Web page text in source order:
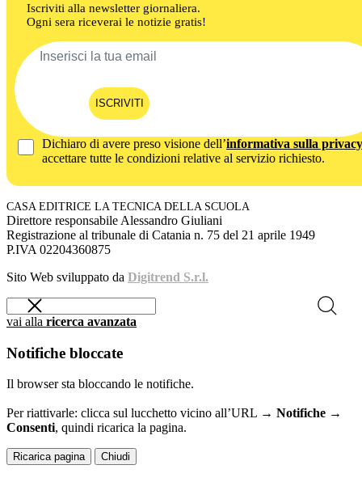
Iscriviti alla newsletter giornaliera.
Ogni sera riceverai le notizie gratis!
ISCRIVITI
Dichiaro di avere preso visione dell’informativa sulla privacy
accettare tutte le condizioni relative al servizio richiesto.
CASA EDITRICE LA TECNICA DELLA SCUOLA
Direttore responsabile Alessandro Giuliani
Registrazione al tribunale di Catania n. 75 del 21 aprile 1949
P.IVA 02204360875
Sito Web sviluppato da Digitrend S.r.l.
vai alla ricerca avanzata
Notifiche bloccate
Il browser sta bloccando le notifiche.
Per riattivarle: clicca sul lucchetto vicino all’URL → Notifiche →
Consenti, quindi ricarica la pagina.
Ricarica pagina Chiudi